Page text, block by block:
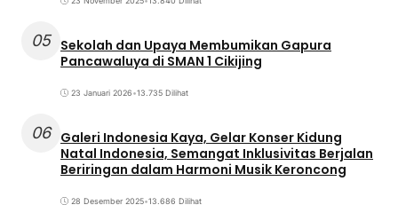
05 Sekolah dan Upaya Membumikan Gapura
Pancawaluya di SMAN 1 Cikijing
23 Januari 2026•13.735 Dilihat
06 Galeri Indonesia Kaya, Gelar Konser Kidung
Natal Indonesia, Semangat Inklusivitas Berjalan
Beriringan dalam Harmoni Musik Keroncong
28 Desember 2025•13.686 Dilihat